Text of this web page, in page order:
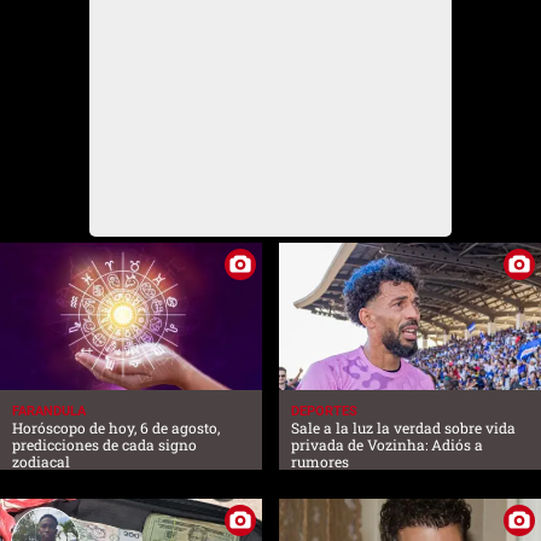
FARANDULA
Horóscopo de hoy, 6 de agosto,
predicciones de cada signo
zodiacal
DEPORTES
Sale a la luz la verdad sobre vida
privada de Vozinha: Adiós a
rumores